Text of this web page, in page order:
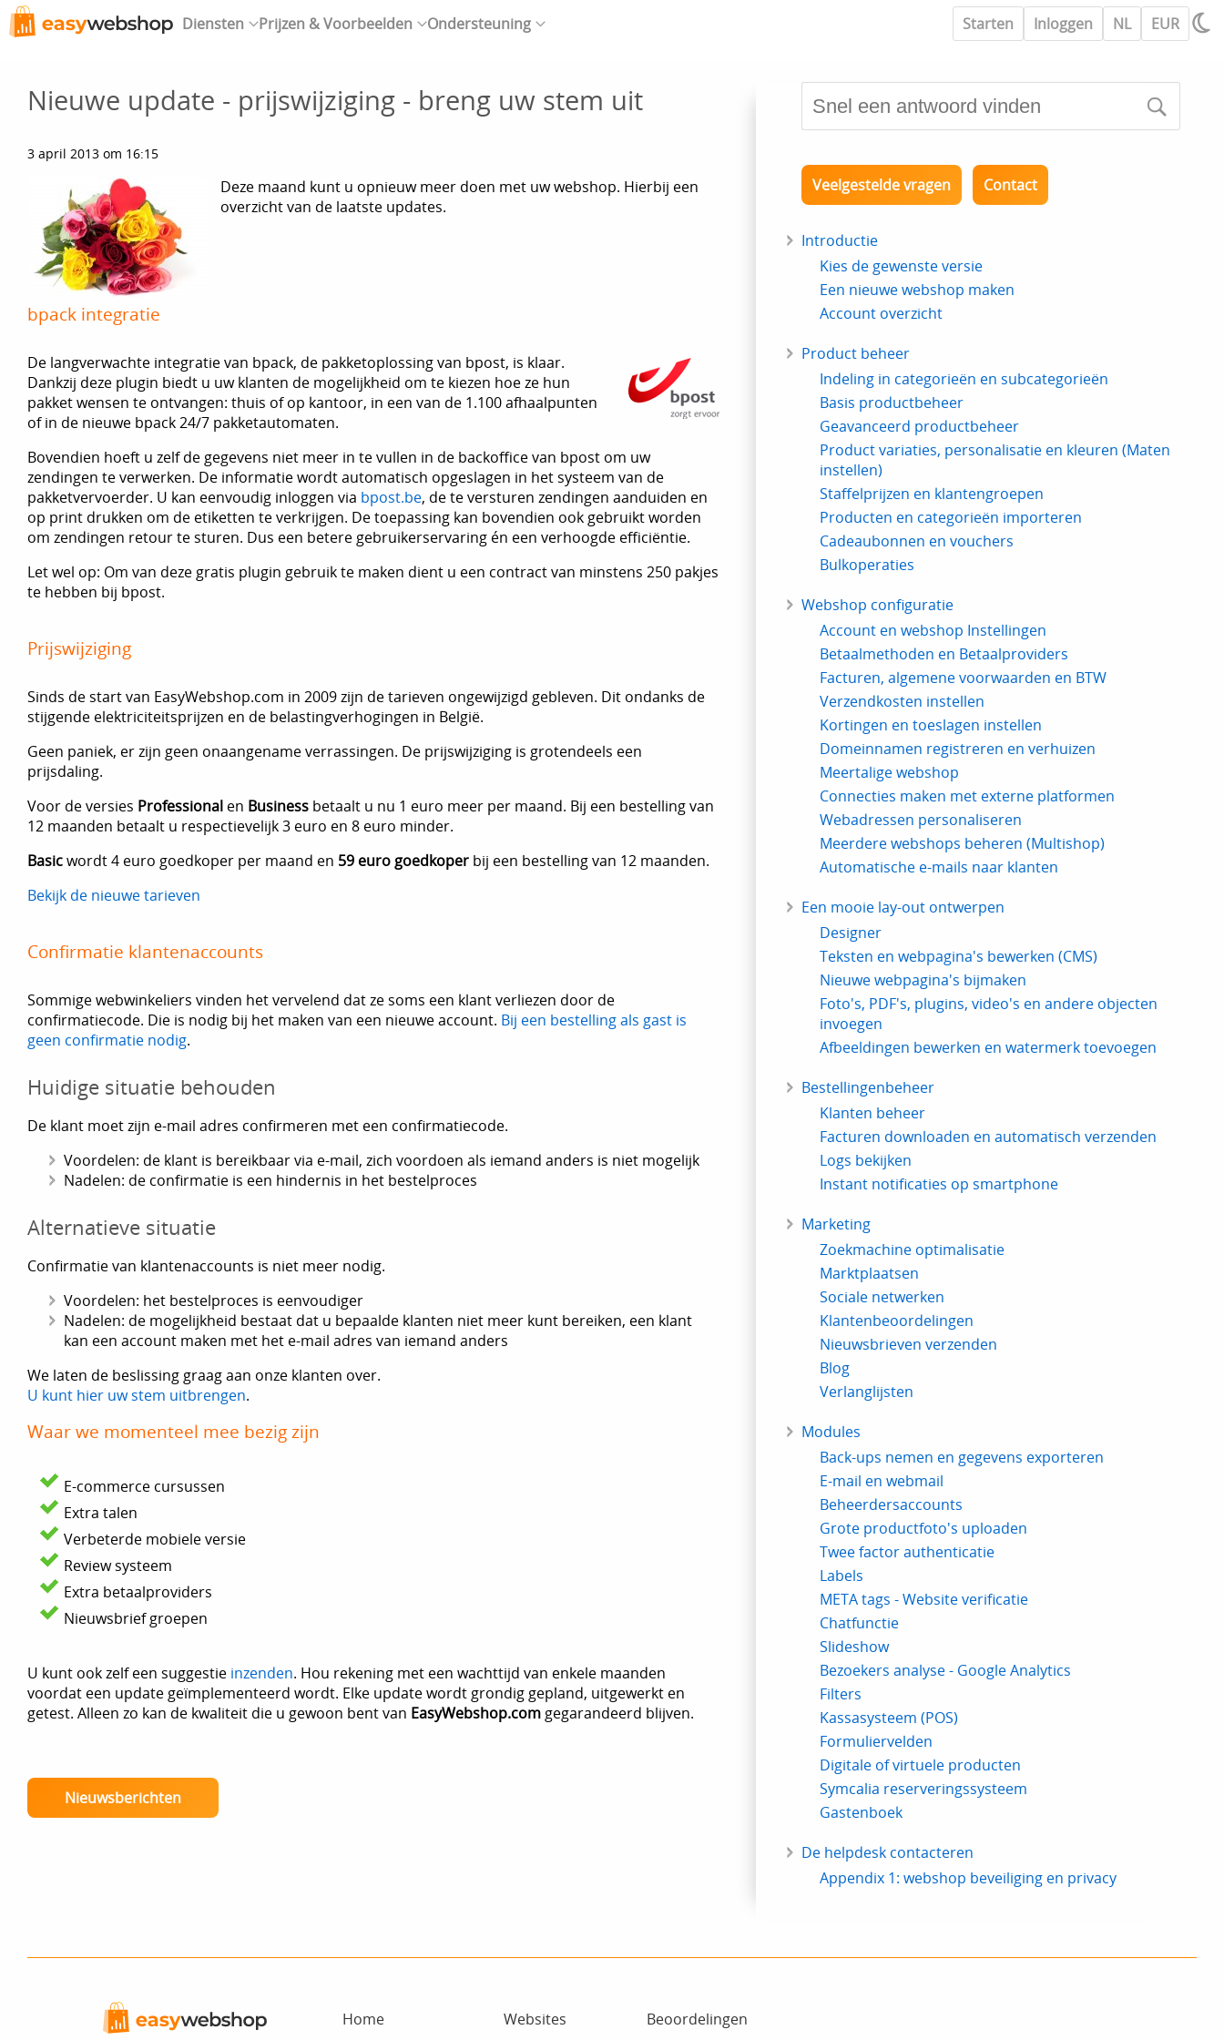
Diensten Prijzen & Voorbeelden Ondersteuning Starten Inloggen NL EUR
Nieuwe update - prijswijziging - breng uw stem uit
3 april 2013 om 16:15
Deze maand kunt u opnieuw meer doen met uw webshop. Hierbij een
overzicht van de laatste updates.
bpack integratie
De langverwachte integratie van bpack, de pakketoplossing van bpost, is klaar.
Dankzij deze plugin biedt u uw klanten de mogelijkheid om te kiezen hoe ze hun
pakket wensen te ontvangen: thuis of op kantoor, in een van de 1.100 afhaalpunten
of in de nieuwe bpack 24/7 pakketautomaten.
Bovendien hoeft u zelf de gegevens niet meer in te vullen in de backoffice van bpost om uw
zendingen te verwerken. De informatie wordt automatisch opgeslagen in het systeem van de
pakketvervoerder. U kan eenvoudig inloggen via bpost.be, de te versturen zendingen aanduiden en
op print drukken om de etiketten te verkrijgen. De toepassing kan bovendien ook gebruikt worden
om zendingen retour te sturen. Dus een betere gebruikerservaring én een verhoogde efficiëntie.
Let wel op: Om van deze gratis plugin gebruik te maken dient u een contract van minstens 250 pakjes
te hebben bij bpost.
Prijswijziging
Sinds de start van EasyWebshop.com in 2009 zijn de tarieven ongewijzigd gebleven. Dit ondanks de
stijgende elektriciteitsprijzen en de belastingverhogingen in België.
Geen paniek, er zijn geen onaangename verrassingen. De prijswijziging is grotendeels een
prijsdaling.
Voor de versies Professional en Business betaalt u nu 1 euro meer per maand. Bij een bestelling van
12 maanden betaalt u respectievelijk 3 euro en 8 euro minder.
Basicwordt 4 euro goedkoper per maand en 59 euro goedkoper bij een bestelling van 12 maanden.
Bekijk de nieuwe tarieven
Confirmatie klantenaccounts
Sommige webwinkeliers vinden het vervelend dat ze soms een klant verliezen door de
confirmatiecode. Die is nodig bij het maken van een nieuwe account. Bij een bestelling als gast is
geen confirmatie nodig.
Huidige situatie behouden
De klant moet zijn e-mail adres confirmeren met een confirmatiecode.
Voordelen: de klant is bereikbaar via e-mail, zich voordoen als iemand anders is niet mogelijk
Nadelen: de confirmatie is een hindernis in het bestelproces
Alternatieve situatie
Confirmatie van klantenaccounts is niet meer nodig.
Voordelen: het bestelproces is eenvoudiger
Nadelen: de mogelijkheid bestaat dat u bepaalde klanten niet meer kunt bereiken, een klant
kan een account maken met het e-mail adres van iemand anders
We laten de beslissing graag aan onze klanten over.
U kunt hier uw stem uitbrengen.
Waar we momenteel mee bezig zijn
E-commerce cursussen
Extra talen
Verbeterde mobiele versie
Review systeem
Extra betaalproviders
Nieuwsbrief groepen
U kunt ook zelf een suggestie inzenden. Hou rekening met een wachttijd van enkele maanden
voordat een update geïmplementeerd wordt. Elke update wordt grondig gepland, uitgewerkt en
getest. Alleen zo kan de kwaliteit die u gewoon bent van EasyWebshop.com gegarandeerd blijven.
Nieuwsberichten
Veelgestelde vragen Contact
Introductie
Kies de gewenste versie
Een nieuwe webshop maken
Account overzicht
Product beheer
Indeling in categorieën en subcategorieën
Basis productbeheer
Geavanceerd productbeheer
Product variaties, personalisatie en kleuren (Maten
instellen)
Staffelprijzen en klantengroepen
Producten en categorieën importeren
Cadeaubonnen en vouchers
Bulkoperaties
Webshop configuratie
Account en webshop Instellingen
Betaalmethoden en Betaalproviders
Facturen, algemene voorwaarden en BTW
Verzendkosten instellen
Kortingen en toeslagen instellen
Domeinnamen registreren en verhuizen
Meertalige webshop
Connecties maken met externe platformen
Webadressen personaliseren
Meerdere webshops beheren (Multishop)
Automatische e-mails naar klanten
Een mooie lay-out ontwerpen
Designer
Teksten en webpagina's bewerken (CMS)
Nieuwe webpagina's bijmaken
Foto's, PDF's, plugins, video's en andere objecten
invoegen
Afbeeldingen bewerken en watermerk toevoegen
Bestellingenbeheer
Klanten beheer
Facturen downloaden en automatisch verzenden
Logs bekijken
Instant notificaties op smartphone
Marketing
Zoekmachine optimalisatie
Marktplaatsen
Sociale netwerken
Klantenbeoordelingen
Nieuwsbrieven verzenden
Blog
Verlanglijsten
Modules
Back-ups nemen en gegevens exporteren
E-mail en webmail
Beheerdersaccounts
Grote productfoto's uploaden
Twee factor authenticatie
Labels
META tags - Website verificatie
Chatfunctie
Slideshow
Bezoekers analyse - Google Analytics
Filters
Kassasysteem (POS)
Formuliervelden
Digitale of virtuele producten
Symcalia reserveringssysteem
Gastenboek
De helpdesk contacteren
Appendix 1: webshop beveiliging en privacy
Home Websites Beoordelingen